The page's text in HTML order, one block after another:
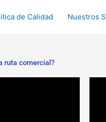
de Calidad Nuestros
ruta comercial?